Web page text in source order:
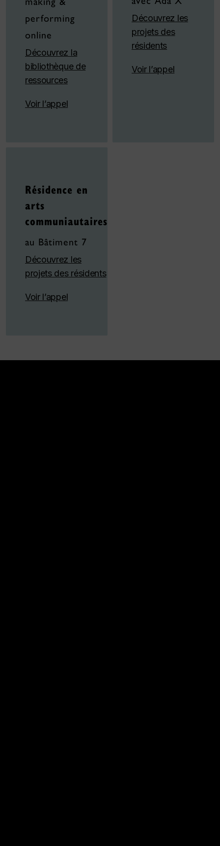
performing
online
Découvrez la
bibliothèque de
ressources
Voir l’appel
Découvrez les
projets des
résidents
Voir l’appel
Résidence en
arts
communiautaires
au Bâtiment 7
Découvrez les
projets des résidents
Voir l’appel